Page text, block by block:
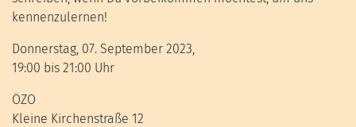
kennenzulernen!
Donnerstag, 07. September 2023,
19:00 bis 21:00 Uhr
ÖZO
Kleine Kirchenstraße 12